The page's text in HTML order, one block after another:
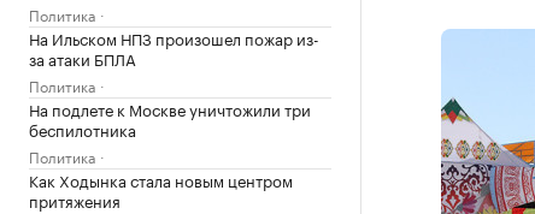
Политика
На Ильском НПЗ произошел пожар из-
за атаки БПЛА
Политика
На подлете к Москве уничтожили три
беспилотника
Политика
Как Ходынка стала новым центром
притяжения